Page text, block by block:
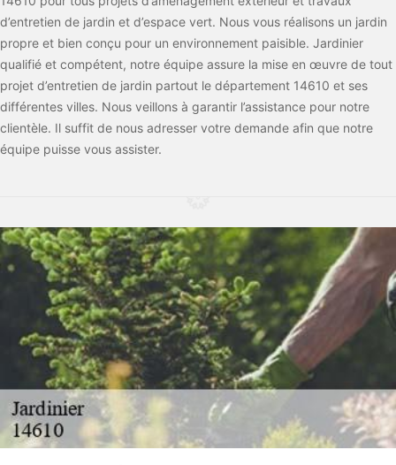
d’entretien de jardin et d’espace vert. Nous vous réalisons un jardin
propre et bien conçu pour un environnement paisible. Jardinier
qualifié et compétent, notre équipe assure la mise en œuvre de tout
projet d’entretien de jardin partout le département 14610 et ses
différentes villes. Nous veillons à garantir l’assistance pour notre
clientèle. Il suffit de nous adresser votre demande afin que notre
équipe puisse vous assister.